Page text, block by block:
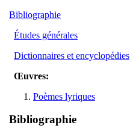
Bibliographie
Études générales
Dictionnaires et encyclopédies
Œuvres:
Poèmes lyriques
Bibliographie